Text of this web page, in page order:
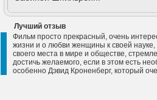
Лучший отзыв
Фильм просто прекрасный, очень
жизни и о любви женщины к своей науке,
своего места в мире и обществе,
достичь желаемого, если в этом есть
особенно Дэвид Кроненберг, который